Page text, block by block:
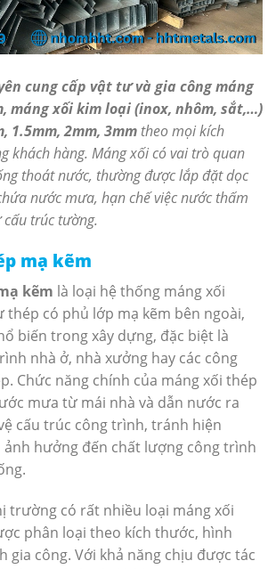
cung cấp vật tư và gia công máng
máng xối kim loại (inox, nhôm, sắt,…)
1.5mm, 2mm, 3mm theo mọi kích
khách hàng. Máng xối có vai trò quan
thoát nước, thường được lắp đặt dọc
nước mưa, hạn chế việc nước thấm
trúc tường.
mạ kẽm
kẽm là loại hệ thống máng xối
thép có phủ lớp mạ kẽm bên ngoài,
biến trong xây dựng, đặc biệt là
nhà ở, nhà xưởng hay các công
Chức năng chính của máng xối thép
mưa từ mái nhà và dẫn nước ra
cấu trúc công trình, tránh hiện
hưởng đến chất lượng công trình
trường có rất nhiều loại máng xối
phân loại theo kích thước, hình
gia công. Với khả năng chịu được tác